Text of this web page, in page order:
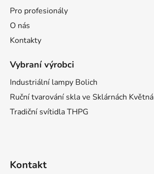
Pro profesionály
O nás
Kontakty
Vybraní výrobci
Industriální lampy Bolich
Ruční tvarování skla ve Sklárnách Květná
Tradiční svítidla THPG
Kontakt